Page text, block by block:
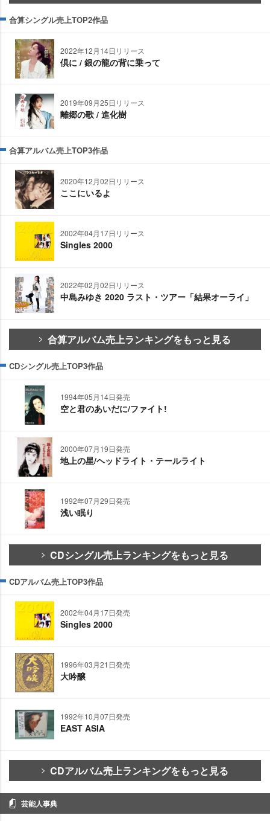
合算シングル売上TOP2作品
2022年12月14日リリース
倶に / 銀の龍の背に乗って
2019年09月25日リリース
離郷の歌 / 進化樹
合算アルバム売上TOP3作品
2020年12月02日リリース
ここにいるよ
2002年04月17日リリース
Singles 2000
2022年02月02日リリース
中島みゆき 2020 ラスト・ツアー「結果オーライ」
合算アルバム売上ランキングをもっと見る
CDシングル売上TOP3作品
1994年05月14日発売
空と君のあいだに/ファイト!
2000年07月19日発売
地上の星/ヘッドライト・テールライト
1992年07月29日発売
浅い眠り
CDシングル売上ランキングをもっと見る
CDアルバム売上TOP3作品
2002年04月17日発売
Singles 2000
1996年03月21日発売
大吟醸
1992年10月07日発売
EAST ASIA
CDアルバム売上ランキングをもっと見る
芸能人事典